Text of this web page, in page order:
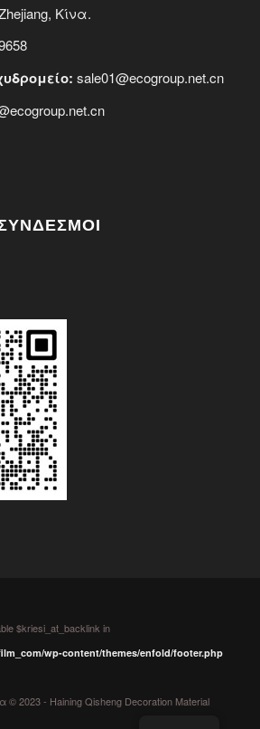
Κίνα.
sale01@ecogroup.net.cn
$kriesi_at_backlink in
wp-content/themes/enfold/footer.php
2023 - Haining Qisheng Decoration Material